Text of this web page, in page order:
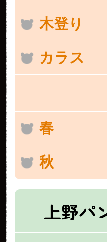
木登り
カラス
春
秋
上野パ